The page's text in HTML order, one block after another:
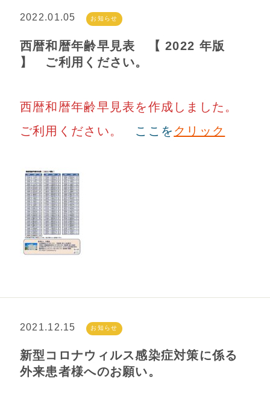
2022.01.05 お知らせ
西暦和暦年齢早見表 【 2022 年版
】 ご利用ください。
西暦和暦年齢早見表を作成しました。
ご利用ください。
ここを クリック
2021.12.15 お知らせ
新型コロナウィルス感染症対策に係る
外来患者様へのお願い。